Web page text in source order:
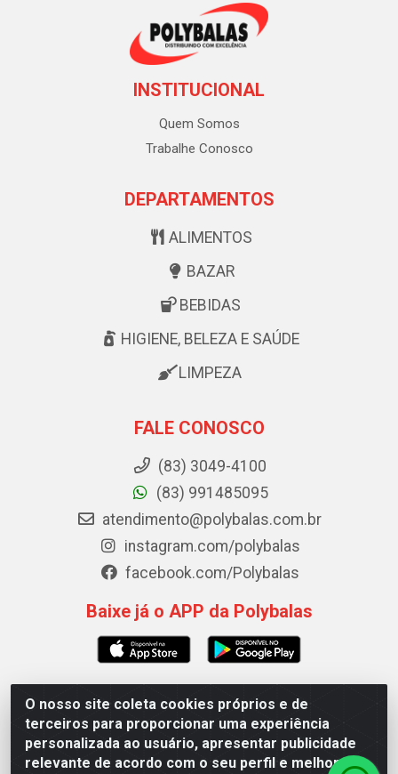
O nosso site coleta cookies próprios e de
terceiros para proporcionar uma experiência
personalizada ao usuário, apresentar publicidade
relevante de acordo com o seu perfil e melhorar a
INSTITUCIONAL
Quem Somos
Trabalhe Conosco
DEPARTAMENTOS
ALIMENTOS
BAZAR
BEBIDAS
HIGIENE, BELEZA E SAÚDE
LIMPEZA
FALE CONOSCO
(83) 3049-4100
(83) 991485095
atendimento@polybalas.com.br
instagram.com/polybalas
facebook.com/Polybalas
Baixe já o APP da Polybalas
Polybalas - Rua João Miguel de Souza, 173 Galpão B -
Ernesto Geisel, João Pessoa/PB - CEP 58.075-075 - CNPJ
00.909.327/0002-61